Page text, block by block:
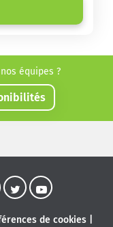
équipes ?
de cookies